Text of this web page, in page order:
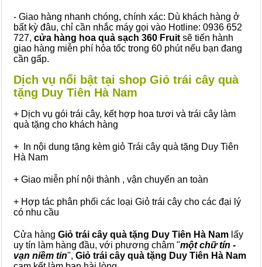
- Giao hàng nhanh chóng, chính xác: Dù khách hàng ở
bất kỳ đâu, chỉ cần nhắc máy gọi vào Hotline: 0936 652
727, cửa hàng hoa quả sạch 360 Fruit sẽ tiến hành
giao hàng miễn phí hỏa tốc trong 60 phút nếu bạn đang
cần gấp.
Dịch vụ nổi bật tại shop Giỏ trái cây quà
tặng Duy Tiên Hà Nam
+ Dịch vụ gói trái cây, kết hợp hoa tươi và trái cây làm
quà tặng cho khách hàng
+ In nội dung tặng kèm giỏ Trái cây quà tặng Duy Tiên
Hà Nam
+ Giao miễn phí nội thành , vận chuyển an toàn
+ Hợp tác phân phối các loại Giỏ trái cây cho các đại lý
có nhu cầu
Cửa hàng Giỏ trái cây quà tặng Duy Tiên Hà Nam lấy
uy tín làm hàng đầu, với phương châm "một chữ tín -
vạn niềm tin", Giỏ trái cây quà tặng Duy Tiên Hà Nam